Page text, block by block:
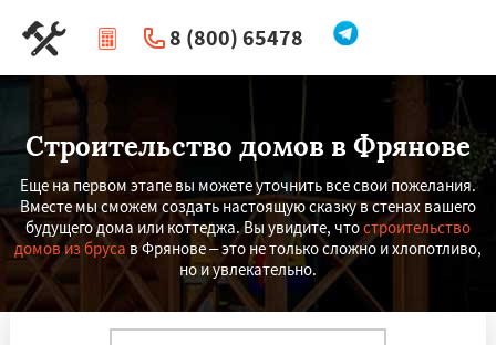
8 (800) 65478
| Перезвоните мне
Строительство домов в Фрянове
Еще на первом этапе вы можете уточнить все свои пожелания.
Вместе мы сможем создать настоящую сказку в стенах вашего
будущего дома или коттеджа. Вы увидите, чтостроительство
домов из бруса в Фрянове – это не только сложно и хлопотливо,
но и увлекательно.